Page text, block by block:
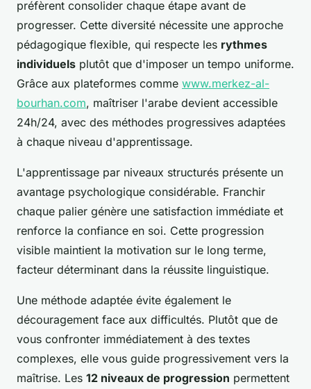
préfèrent consolider chaque étape avant de
progresser. Cette diversité nécessite une approche
pédagogique flexible, qui respecte les rythmes
individuels plutôt que d'imposer un tempo uniforme.
Grâce aux plateformes comme www.merkez-al-
bourhan.com, maîtriser l'arabe devient accessible
24h/24, avec des méthodes progressives adaptées
à chaque niveau d'apprentissage.
L'apprentissage par niveaux structurés présente un
avantage psychologique considérable. Franchir
chaque palier génère une satisfaction immédiate et
renforce la confiance en soi. Cette progression
visible maintient la motivation sur le long terme,
facteur déterminant dans la réussite linguistique.
Une méthode adaptée évite également le
découragement face aux difficultés. Plutôt que de
vous confronter immédiatement à des textes
complexes, elle vous guide progressivement vers la
maîtrise. Les 12 niveaux de progression permettent